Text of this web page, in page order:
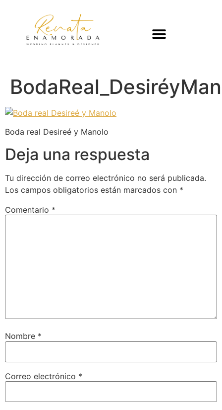
Boda real Desireé y Manolo
Deja una respuesta
Tu dirección de correo electrónico no será publicada.
Los campos obligatorios están marcados con *
Comentario *
Nombre *
Correo electrónico *